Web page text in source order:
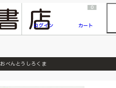
『ONE PIECE magazine 021 ONE PIECEカード付き同梱版』発売延期のご案内
ログイン
0
カート
おべんとうしろくま